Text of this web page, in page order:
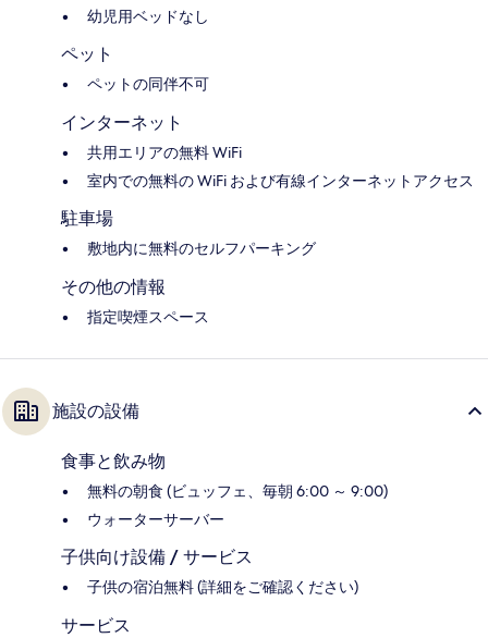
幼児用ベッドなし
ペット
ペットの同伴不可
インターネット
共用エリアの無料 WiFi
室内での無料の WiFi および有線インターネットアクセス
駐車場
敷地内に無料のセルフパーキング
その他の情報
指定喫煙スペース
施設の設備
食事と飲み物
無料の朝食 (ビュッフェ、毎朝 6:00 ～ 9:00)
ウォーターサーバー
子供向け設備 / サービス
子供の宿泊無料 (詳細をご確認ください)
サービス